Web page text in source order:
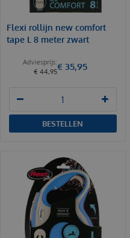
Flexi rollijn new comfort
tape L 8 meter zwart
€ 44,95€ 35,95
BESTELLEN